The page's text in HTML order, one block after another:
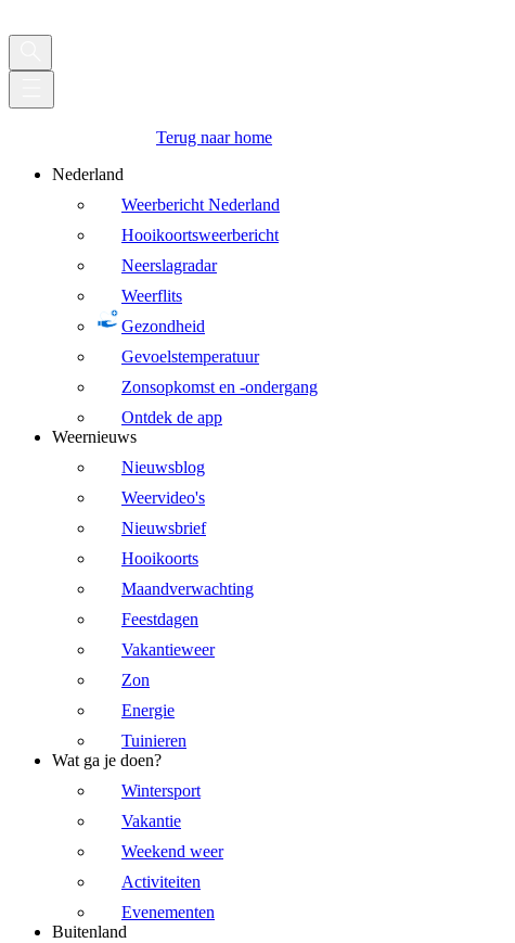
Terug naar home
Nederland
Weerbericht Nederland
Hooikoortsweerbericht
Neerslagradar
Weerflits
Gezondheid
Gevoelstemperatuur
Zonsopkomst en -ondergang
Ontdek de app
Weernieuws
Nieuwsblog
Weervideo's
Nieuwsbrief
Hooikoorts
Maandverwachting
Feestdagen
Vakantieweer
Zon
Energie
Tuinieren
Wat ga je doen?
Wintersport
Vakantie
Weekend weer
Activiteiten
Evenementen
Buitenland